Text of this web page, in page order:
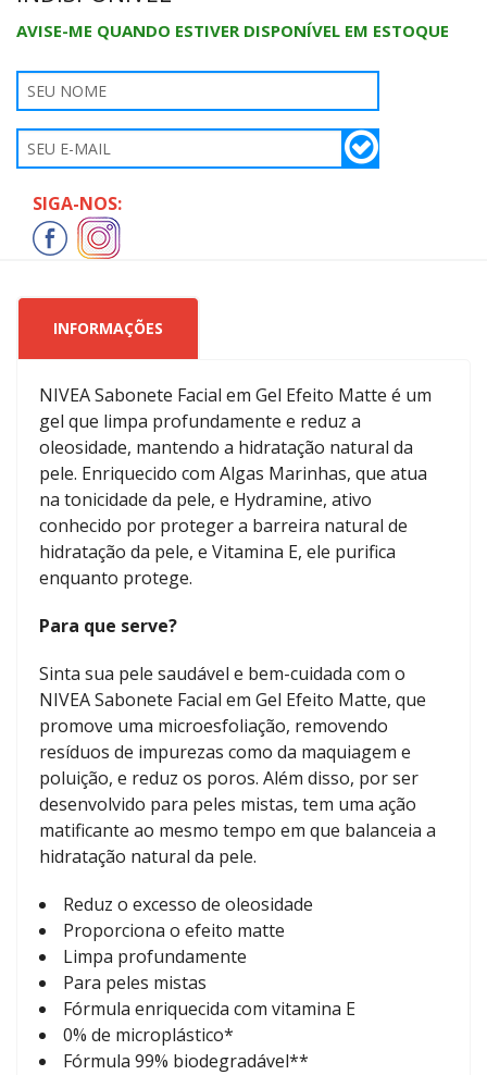
AVISE-ME QUANDO ESTIVER DISPONÍVEL EM ESTOQUE
SIGA-NOS:
INFORMAÇÕES
NIVEA Sabonete Facial em Gel Efeito Matte é um
gel que limpa profundamente e reduz a
oleosidade, mantendo a hidratação natural da
pele. Enriquecido com Algas Marinhas, que atua
na tonicidade da pele, e Hydramine, ativo
conhecido por proteger a barreira natural de
hidratação da pele, e Vitamina E, ele purifica
enquanto protege.
Para que serve?
Sinta sua pele saudável e bem-cuidada com o
NIVEA Sabonete Facial em Gel Efeito Matte, que
promove uma microesfoliação, removendo
resíduos de impurezas como da maquiagem e
poluição, e reduz os poros. Além disso, por ser
desenvolvido para peles mistas, tem uma ação
matificante ao mesmo tempo em que balanceia a
hidratação natural da pele.
Reduz o excesso de oleosidade
Proporciona o efeito matte
Limpa profundamente
Para peles mistas
Fórmula enriquecida com vitamina E
0% de microplástico*
Fórmula 99% biodegradável**